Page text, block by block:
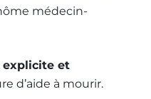
médecin-
explicite et
d’aide à mourir.